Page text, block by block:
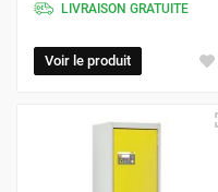
LIVRAISON GRATUITE
Voir le produit